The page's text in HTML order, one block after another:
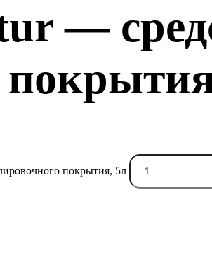
—
покрытия, 5л